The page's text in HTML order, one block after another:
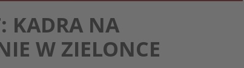
KADRA NA
W ZIELONCE